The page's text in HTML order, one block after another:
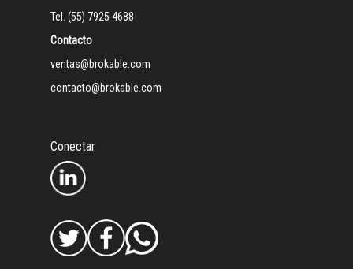
Tel. (55) 7925 4688
Contacto
ventas@brokable.com
contacto@brokable.com
Conectar